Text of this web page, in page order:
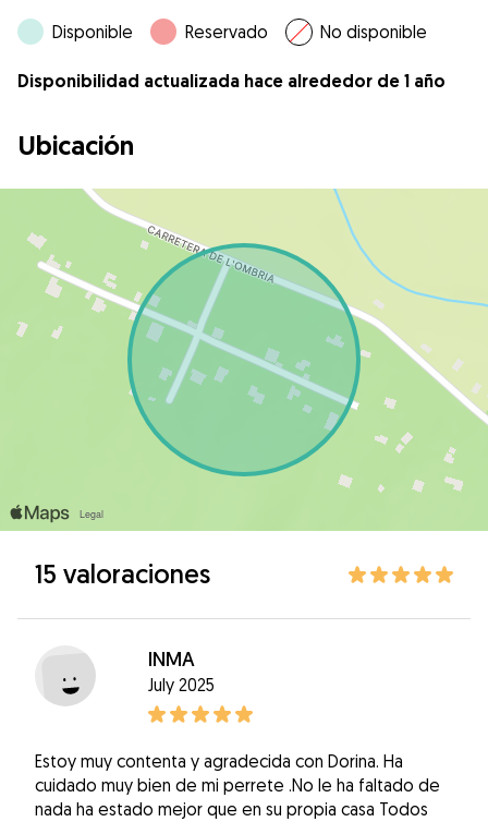
Disponible Reservado No disponible
Disponibilidad actualizada hace alrededor de 1 año
Ubicación
15 valoraciones
INMA
July 2025
Estoy muy contenta y agradecida con Dorina. Ha
cuidado muy bien de mi perrete .No le ha faltado de
nada ha estado mejor que en su propia casa Todos